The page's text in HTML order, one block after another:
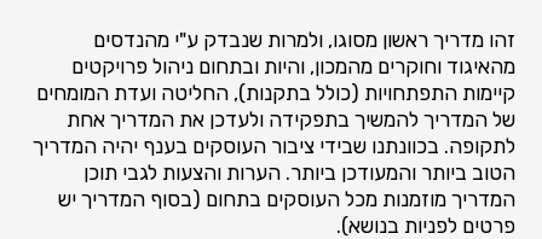
זהו מדריך ראשון מסוגו, ולמרות שנבדק ע"י מהנדסים
מהאיגוד וחוקרים מהמכון, והיות ובתחום ניהול פרויקטים
קיימות התפתחויות (כולל בתקנות), החליטה ועדת המומחים
של המדריך להמשיך בתפקידה ולעדכן את המדריך אחת
לתקופה. בכוונתנו שבידי ציבור העוסקים בענף יהיה המדריך
הטוב ביותר והמעודכן ביותר. הערות והצעות לגבי תוכן
המדריך מוזמנות מכל העוסקים בתחום (בסוף המדריך יש
פרטים לפניות בנושא).